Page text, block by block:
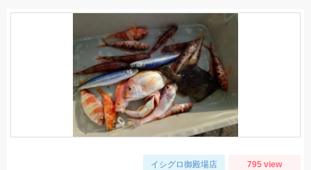
イシグロ御殿場店 795 view